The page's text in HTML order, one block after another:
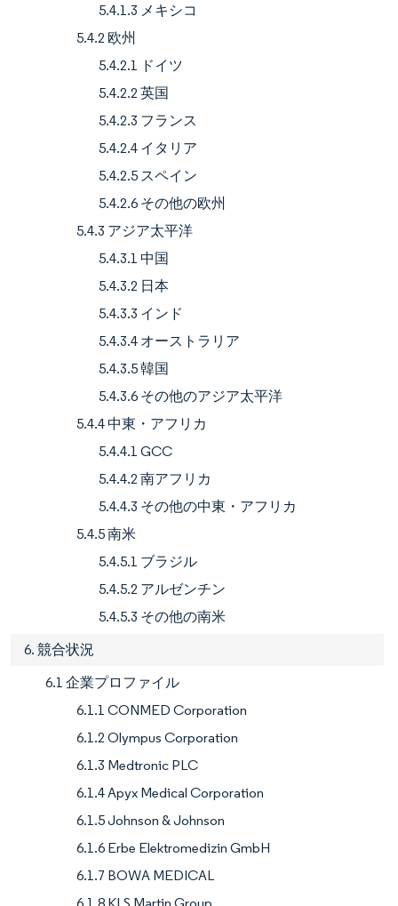
5.4.1.3 メキシコ
5.4.2 欧州
5.4.2.1 ドイツ
5.4.2.2 英国
5.4.2.3 フランス
5.4.2.4 イタリア
5.4.2.5 スペイン
5.4.2.6 その他の欧州
5.4.3 アジア太平洋
5.4.3.1 中国
5.4.3.2 日本
5.4.3.3 インド
5.4.3.4 オーストラリア
5.4.3.5 韓国
5.4.3.6 その他のアジア太平洋
5.4.4 中東・アフリカ
5.4.4.1 GCC
5.4.4.2 南アフリカ
5.4.4.3 その他の中東・アフリカ
5.4.5 南米
5.4.5.1 ブラジル
5.4.5.2 アルゼンチン
5.4.5.3 その他の南米
6. 競合状況
6.1 企業プロファイル
6.1.1 CONMED Corporation
6.1.2 Olympus Corporation
6.1.3 Medtronic PLC
6.1.4 Apyx Medical Corporation
6.1.5 Johnson & Johnson
6.1.6 Erbe Elektromedizin GmbH
6.1.7 BOWA MEDICAL